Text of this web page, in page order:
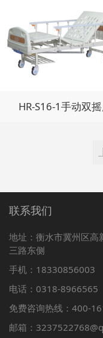
HR-S16-1手动双
联系我们
地址：衡水市冀州区高
三路东侧
手机：18330856003
电话：0318-8966565
免费咨询热线：400-
邮箱：